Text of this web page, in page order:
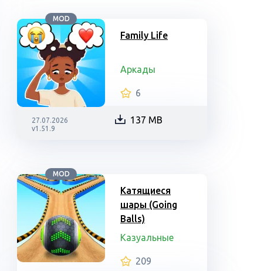
MOD
Family Life
Аркады
6
27.07.2026
v1.51.9
137 MB
MOD
Катящиеся
шары (Going
Balls)
Казуальные
209